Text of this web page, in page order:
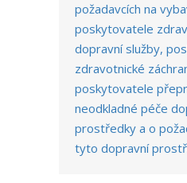
požadavcích na
poskytovatele
dopravní služby,
zdravotnické
poskytovatele
neodkladné péče
prostředky a o
tyto dopravní